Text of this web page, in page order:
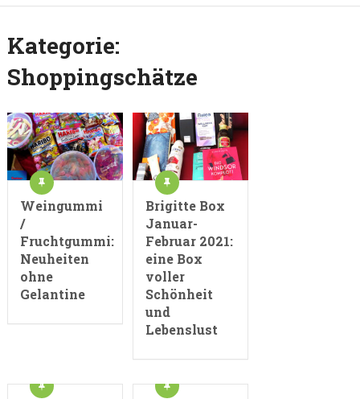
Kategorie:
Shoppingschätze
Weingummi
/
Fruchtgummi:
Neuheiten
ohne
Gelantine
Brigitte Box
Januar-
Februar 2021:
eine Box
voller
Schönheit
und
Lebenslust